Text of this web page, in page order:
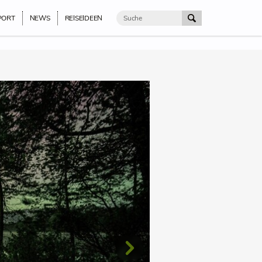
NEWS REISEIDEEN